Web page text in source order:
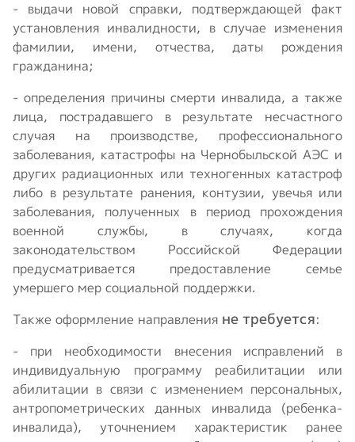
- выдачи новой справки, подтверждающей факт
установления инвалидности, в случае изменения
фамилии, имени, отчества, даты рождения
гражданина;
- определения причины смерти инвалида, а также
лица, пострадавшего в результате несчастного
случая на производстве, профессионального
заболевания, катастрофы на Чернобыльской АЭС и
других радиационных или техногенных катастроф
либо в результате ранения, контузии, увечья или
заболевания, полученных в период прохождения
военной службы, в случаях, когда
законодательством Российской Федерации
предусматривается предоставление семье
умершего мер социальной поддержки.
Также оформление направления не требуется:
- при необходимости внесения исправлений в
индивидуальную программу реабилитации или
абилитации в связи с изменением персональных,
антропометрических данных инвалида (ребенка-
инвалида), уточнением характеристик ранее